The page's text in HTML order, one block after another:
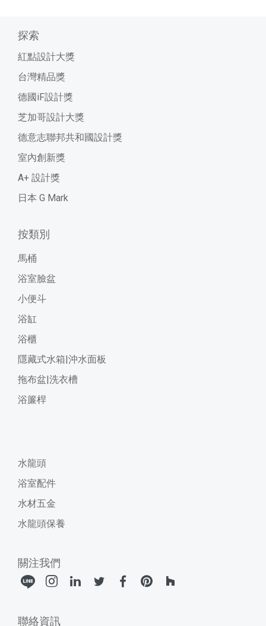
探索
紅點設計大獎
台灣精品獎
德國iF設計獎
芝加哥設計大獎
德意志聯邦共和國設計獎
室內創新獎
A+ 設計獎
日本 G Mark
按類別
馬桶
浴室臉盆
小便斗
浴缸
浴櫃
隱藏式水箱|沖水面板
拖布盆|洗衣槽
浴簾桿
水龍頭
浴室配件
水材五金
水龍頭保養
關注我們
聯絡資訊